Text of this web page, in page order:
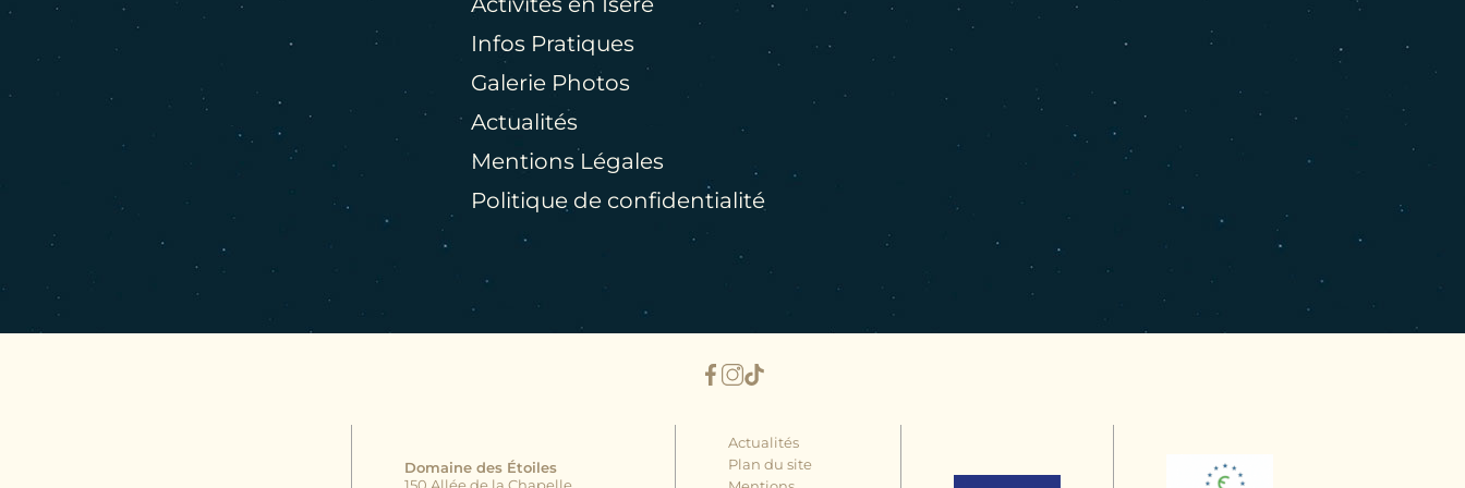
INFOS PRATIQUES
Infos Pratiques
Galerie Photos
Actualités
Mentions Légales
Politique de confidentialité
Domaine des Étoiles
Actualités
Plan du site